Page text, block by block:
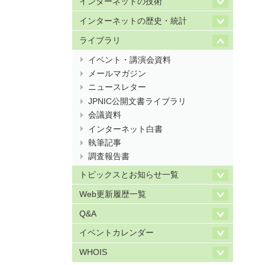
インターネットの歴史・統計
ライブラリ
イベント・講演会資料
メールマガジン
ニュースレター
JPNIC公開文書ライブラリ
会議資料
インターネット白書
執筆記事
調査報告書
トピックスとお知らせ一覧
Web更新履歴一覧
Q&A
イベントカレンダー
WHOIS